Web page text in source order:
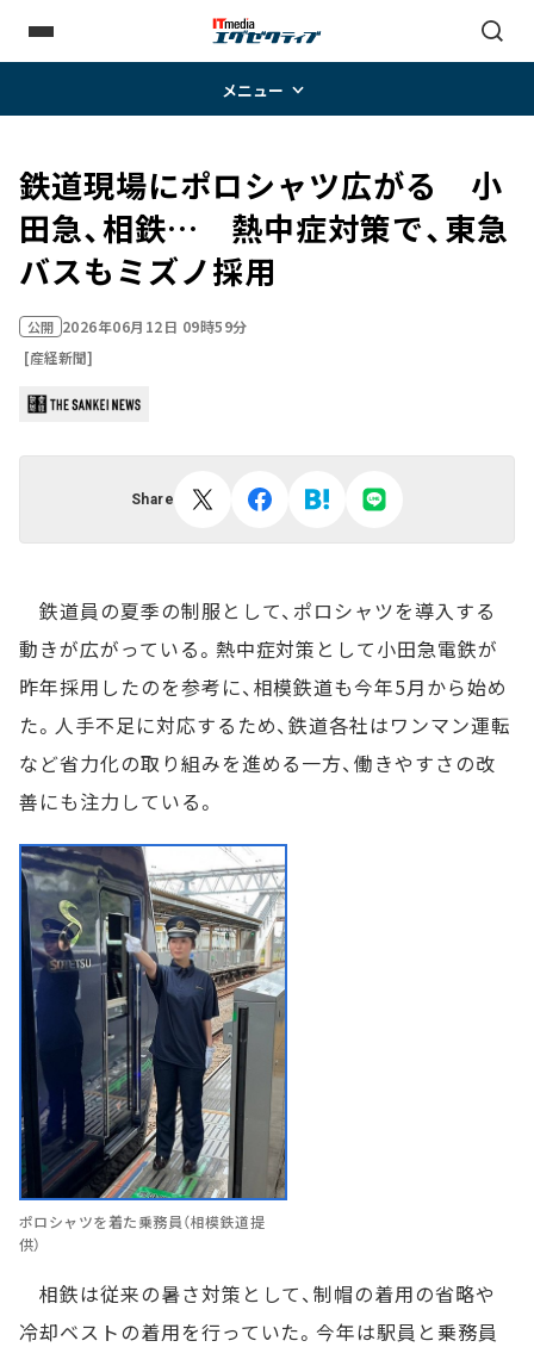
メニュー
鉄道現場にポロシャツ広がる 小
田急、相鉄… 熱中症対策で、東急
バスもミズノ採用
公開 2026年06月12日 09時59分
[産経新聞]
Share
鉄道員の夏季の制服として、ポロシャツを導入する
動きが広がっている。熱中症対策として小田急電鉄が
昨年採用したのを参考に、相模鉄道も今年5月から始め
た。人手不足に対応するため、鉄道各社はワンマン運転
など省力化の取り組みを進める一方、働きやすさの改
善にも注力している。
ポロシャツを着た乗務員（相模鉄道提
供）
相鉄は従来の暑さ対策として、制帽の着用の省略や
冷却ベストの着用を行っていた。今年は駅員と乗務員